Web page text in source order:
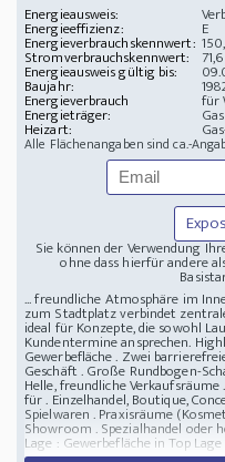
Energieausweis:
Energieeffizienz: E
Energieverbrauchskennwert:
Stromverbrauchskennwert:
Energieausweis gültig bis:
Baujahr:
Energieverbrauch für
Energieträger: Gas
Heizart:
Alle Flächenangaben sind ca.-
Sie können der Verwendung
ohne dass hierfür andere
... freundliche Atmosphäre im
zum Stadtplatz verbindet
ideal für Konzepte, die sowohl
Kundentermine ansprechen.
Gewerbefläche . Zwei
Geschäft . Große Rundbogen-
Helle, freundliche
für . Einzelhandel, Boutique,
Spielwaren . Praxisräume
Showroom . Spezialhandel oder
Lage : Gewerbefläche in Top